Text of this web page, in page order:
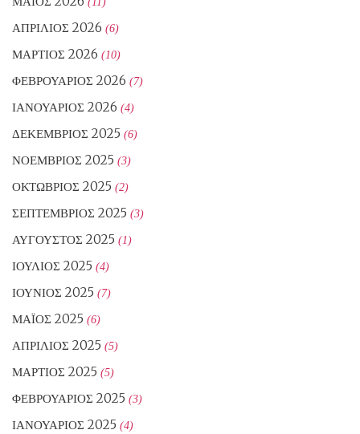
ΑΠΡΊΛΙΟΣ 2026 (6)
ΜΆΡΤΙΟΣ 2026 (10)
ΦΕΒΡΟΥΆΡΙΟΣ 2026 (7)
ΙΑΝΟΥΆΡΙΟΣ 2026 (4)
ΔΕΚΈΜΒΡΙΟΣ 2025 (6)
ΝΟΈΜΒΡΙΟΣ 2025 (3)
ΟΚΤΏΒΡΙΟΣ 2025 (2)
ΣΕΠΤΈΜΒΡΙΟΣ 2025 (3)
ΑΎΓΟΥΣΤΟΣ 2025 (1)
ΙΟΎΛΙΟΣ 2025 (4)
ΙΟΎΝΙΟΣ 2025 (7)
ΜΆΙΟΣ 2025 (6)
ΑΠΡΊΛΙΟΣ 2025 (5)
ΜΆΡΤΙΟΣ 2025 (5)
ΦΕΒΡΟΥΆΡΙΟΣ 2025 (3)
ΙΑΝΟΥΆΡΙΟΣ 2025 (4)